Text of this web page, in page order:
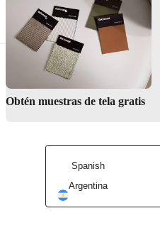
Siempre limpio
Servicio de decoración de interiores
Encuentra tu tienda más cercana
Compra un sofá de diseño de 3 plazas
Obtén muestras de tela gratis
Spanish
Argentina